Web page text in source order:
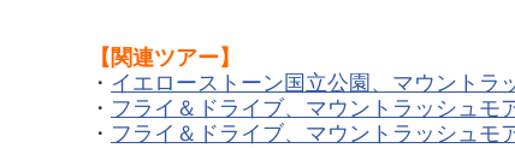
【関連ツアー】
・ イエローストーン国立公園、マウントラ
・ フライ＆ドライブ、マウントラッシュモ
・ フライ＆ドライブ、マウントラッシュモ